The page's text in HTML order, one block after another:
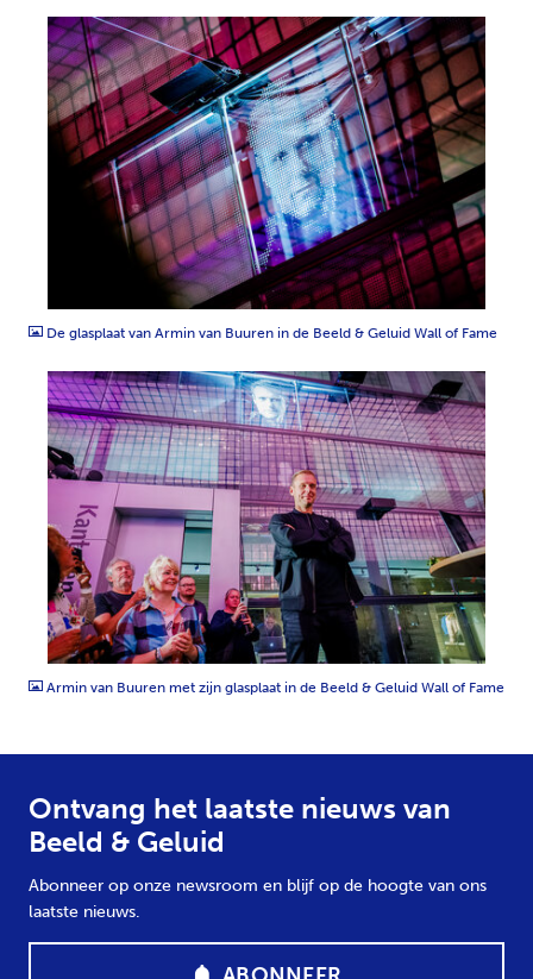
De glasplaat van Armin van Buuren in de Beeld & Geluid Wall of Fame
JPG
Armin van Buuren met zijn glasplaat in de Beeld & Geluid Wall of Fame
Ontvang het laatste nieuws van
Beeld & Geluid
Abonneer op onze newsroom en blijf op de hoogte van ons
laatste nieuws.